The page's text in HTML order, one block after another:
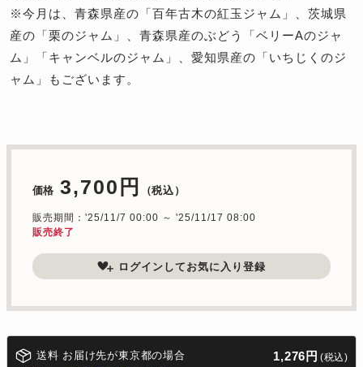
※今月は、青森県産の「百年古木の紅玉ジャム」、茨城県
産の「栗のジャム」、青森県産のぶどう「ベリーAのジャ
ム」「キャンベルのジャム」、愛知県産の「いちじくのジ
ャム」もございます。
価格 3,700円 （税込）
販売期間：'25/11/7 00:00 ～ '25/11/17 08:00
販売終了
ログインしてお気に入り登録
送料 お届け先が東京都の場合 1,276円 (税込)